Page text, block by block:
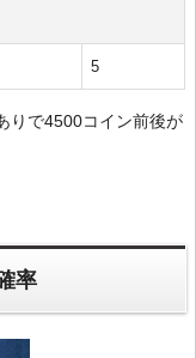
5
りで4500コイン前後が
率